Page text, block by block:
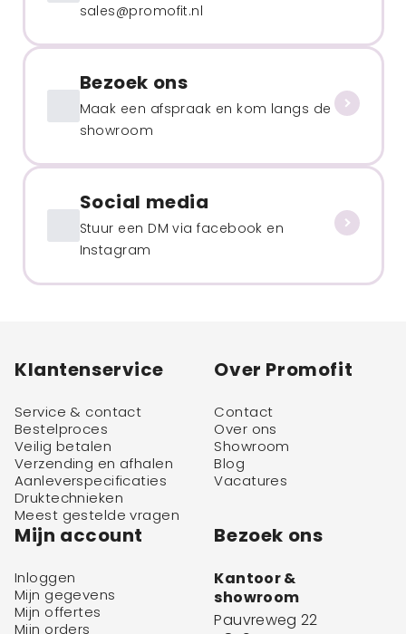
sales@promofit.nl
Bezoek ons
Maak een afspraak en kom langs de
showroom
Social media
Stuur een DM via facebook en
Instagram
Klantenservice
Service & contact
Bestelproces
Veilig betalen
Verzending en afhalen
Aanleverspecificaties
Druktechnieken
Meest gestelde vragen
Over Promofit
Contact
Over ons
Showroom
Blog
Vacatures
Mijn account
Inloggen
Mijn gegevens
Mijn offertes
Mijn orders
Bezoek ons
Kantoor &
showroom
Pauvreweg 22